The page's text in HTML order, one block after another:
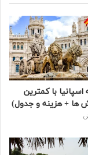
با کمترین
ها + هزینه و جدول)